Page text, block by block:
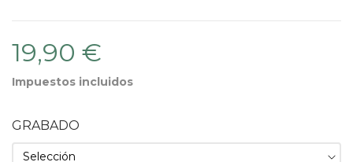
19,90 €
Impuestos incluidos
GRABADO